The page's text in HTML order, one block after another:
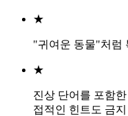
★
"귀여운 동물"처럼
★
진상 단어를 포함
접적인 힌트도 금